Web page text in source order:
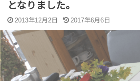
となりました。
2013年12月2日 2017年6月6日